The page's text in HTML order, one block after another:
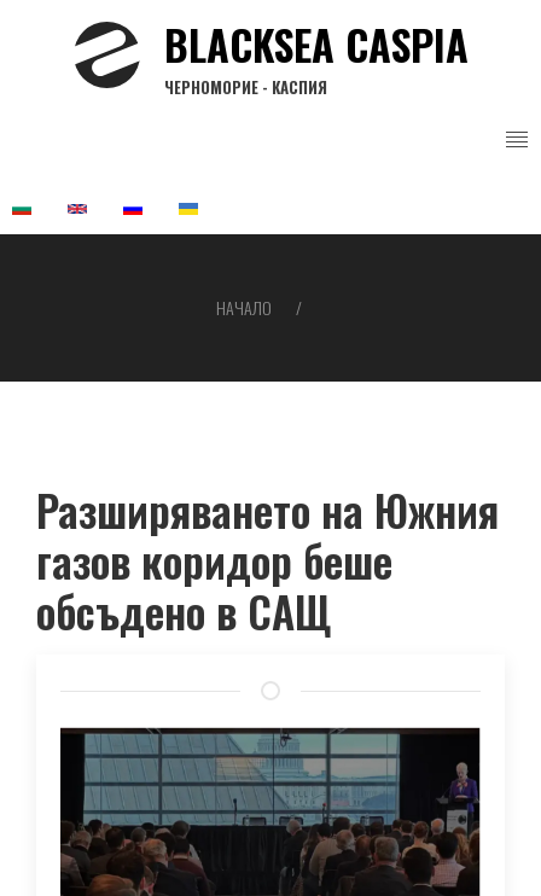
BLACKSEA CASPIA
ЧЕРНОМОРИЕ - КАСПИЯ
НАЧАЛО
Разширяването на Южния
газов коридор беше
обсъдено в САЩ